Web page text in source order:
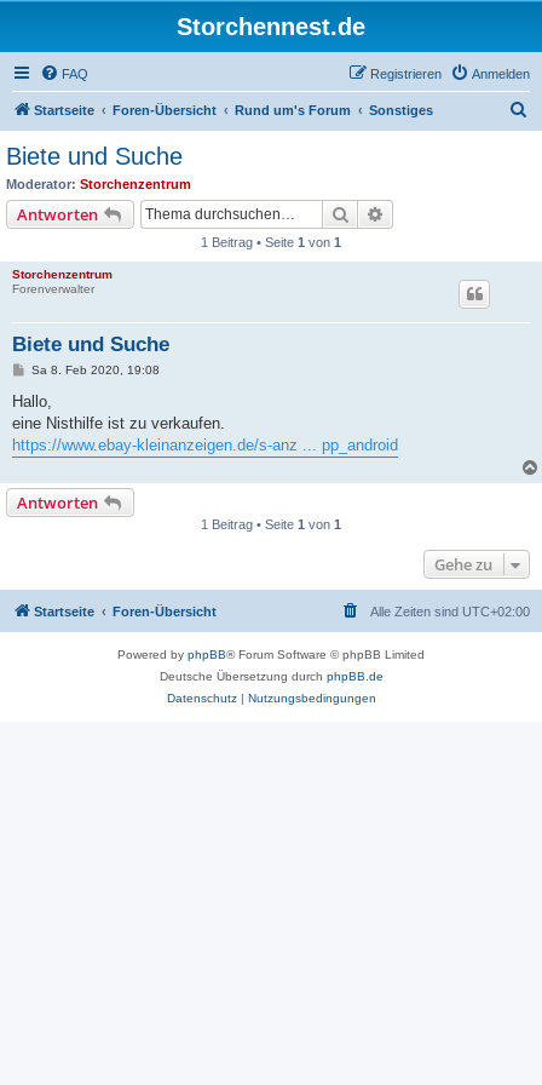
Storchennest.de
FAQ Anmelden
Registrieren
Startseite Foren-Übersicht Rund um's Forum Sonstiges
Biete und Suche
Moderator: Storchenzentrum
Antworten Suche
1 Beitrag • Seite 1 von 1
Storchenzentrum
Forenverwalter
Biete und Suche
B
i
r
a
g
Sa 8. Feb 2020, 19:08
Hallo,
eine Nisthilfe ist zu verkaufen.
https://www.ebay-kleinanzeigen.de/s-anz ... pp_android
Antworten
1 Beitrag • Seite 1 von 1
Gehe zu
Startseite Foren-Übersicht Alle Zeiten sind UTC+02:00
Powered by phpBB® Forum Software © phpBB Limited
Deutsche Übersetzung durch phpBB.de
Datenschutz| Nutzungsbedingungen